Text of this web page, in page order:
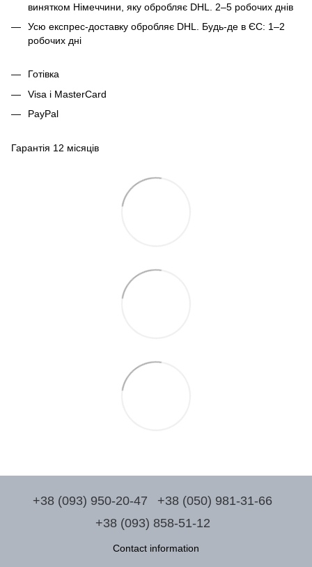
винятком Німеччини, яку обробляє DHL. 2–5 робочих днів
Усю експрес-доставку обробляє DHL. Будь-де в ЄС: 1–2
робочих дні
Готівка
Visa і MasterCard
PayPal
Гарантія 12 місяців
+38 (093) 950-20-47
+38 (050) 981-31-66
+38 (093) 858-51-12
Contact information